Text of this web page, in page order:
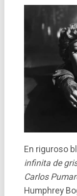
En riguroso
infinita de
Carlos
Humphrey